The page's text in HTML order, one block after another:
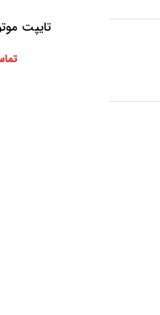
اطلاعات بیشتر
تایپت